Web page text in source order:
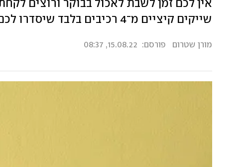
אין לכם זמן לשבת לאכול בבוקר ורוצים
שייקים קיציים מ־4 רכיבים בלבד שיסדרו לכם ארוחת בוקר מלאה ומרעננת בכוס אחת
מורן שטרום פורסם: 15.08.22, 08:37